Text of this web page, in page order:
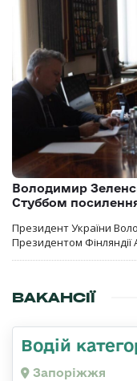
Володимир
Стуббом
Президент України
Президентом
ВАКАНСІЇ
Водій
Запоріжжя